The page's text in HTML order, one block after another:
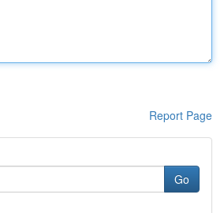
Report Page
Go